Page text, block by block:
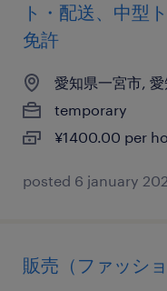
ト・配送、中型
免許
愛知県一宮市, 愛
temporary
¥1400.00 per
posted 6 january
販売（ファッシ